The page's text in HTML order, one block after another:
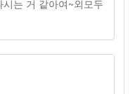
는 거 같아여~외모두